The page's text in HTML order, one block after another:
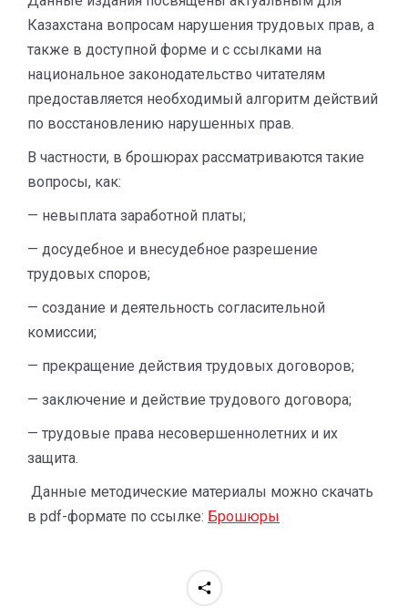
Казахстана вопросам нарушения трудовых прав, а
также в доступной форме и с ссылками на
национальное законодательство читателям
предоставляется необходимый алгоритм действий
по восстановлению нарушенных прав.
В частности, в брошюрах рассматриваются такие
вопросы, как:
— невыплата заработной платы;
— досудебное и внесудебное разрешение
трудовых споров;
— создание и деятельность согласительной
комиссии;
— прекращение действия трудовых договоров;
— заключение и действие трудового договора;
— трудовые права несовершеннолетних и их
защита.
Данные методические материалы можно скачать
в pdf-формате по ссылке: Брошюры